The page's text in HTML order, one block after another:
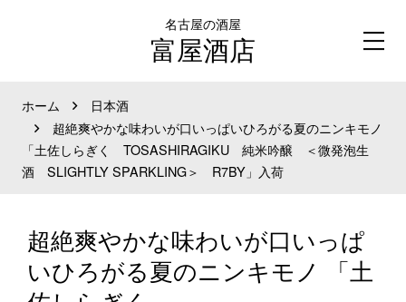
名古屋の酒屋
富屋酒店
ホーム
日本酒
超絶爽やかな味わいが口いっぱいひろがる夏のニンキモノ
「土佐しらぎく TOSASHIRAGIKU 純米吟醸 ＜微発泡生
酒 SLIGHTLY SPARKLING＞ R7BY」入荷
超絶爽やかな味わいが口いっぱ
いひろがる夏のニンキモノ 「土